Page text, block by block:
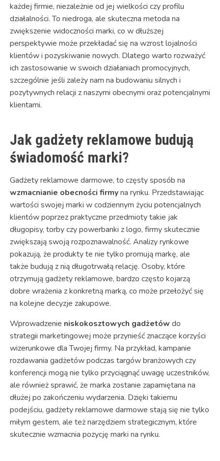
każdej firmie, niezależnie od jej wielkości czy profilu
działalności. To niedroga, ale skuteczna metoda na
zwiększenie widoczności marki, co w dłuższej
perspektywie może przekładać się na wzrost lojalności
klientów i pozyskiwanie nowych. Dlatego warto rozważyć
ich zastosowanie w swoich działaniach promocyjnych,
szczególnie jeśli zależy nam na budowaniu silnych i
pozytywnych relacji z naszymi obecnymi oraz potencjalnymi
klientami.
Jak gadżety reklamowe budują
świadomość marki?
Gadżety reklamowe darmowe, to częsty sposób na
wzmacnianie obecności firmyna rynku. Przedstawiając
wartości swojej marki w codziennym życiu potencjalnych
klientów poprzez praktyczne przedmioty takie jak
długopisy, torby czy powerbanki z logo, firmy skutecznie
zwiększają swoją rozpoznawalność. Analizy rynkowe
pokazują, że produkty te nie tylko promują markę, ale
także budują z nią długotrwałą relację. Osoby, które
otrzymują gadżety reklamowe, bardzo często kojarzą
dobre wrażenia z konkretną marką, co może przełożyć się
na kolejne decyzje zakupowe.
Wprowadzenie niskokosztowych gadżetów do
strategii marketingowej może przynieść znaczące korzyści
wizerunkowe dla Twojej firmy. Na przykład, kampanie
rozdawania gadżetów podczas targów branżowych czy
konferencji mogą nie tylko przyciągnąć uwagę uczestników,
ale również sprawić, że marka zostanie zapamiętana na
dłużej po zakończeniu wydarzenia. Dzięki takiemu
podejściu, gadżety reklamowe darmowe stają się nie tylko
miłym gestem, ale też narzędziem strategicznym, które
skutecznie wzmacnia pozycję marki na rynku.